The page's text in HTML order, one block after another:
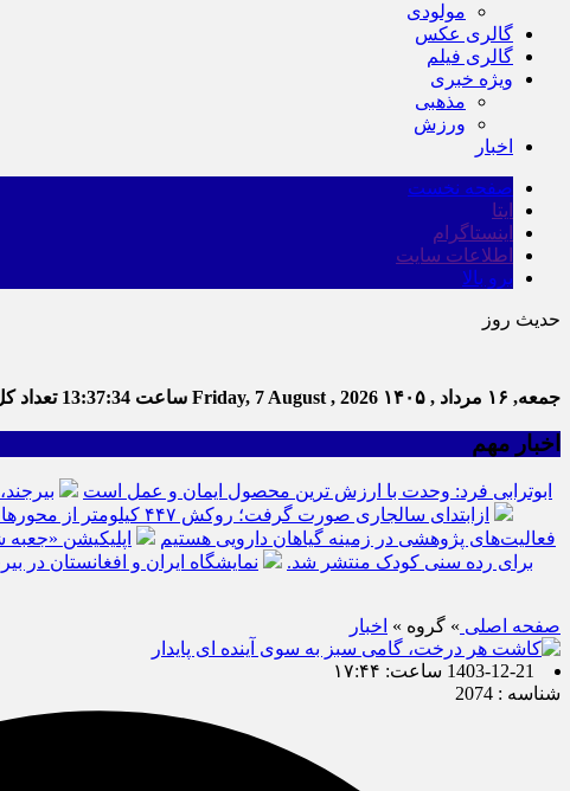
مولودی
گالری عکس
گالری فیلم
ویژه خبری
مذهبی
ورزش
اخبار
صفحه نخست
ایتا
اینستاگرام
اطلاعات سایت
برو بالا
حدیث روز
جمعه, ۱۶ مرداد , ۱۴۰۵ Friday, 7 August , 2026 ساعت 13:37:34 تعداد کل
اخبار مهم
ابوترابی فرد: وحدت با ارزش ترین محصول ایمان و عمل است
ازابتدای سالجاری صورت گرفت؛ روکش ۴۴۷ کیلومتر از محورهای خراسان جنوبی
فعالیت‌های پژوهشی در زمینه گیاهان دارویی هستیم
اپلیکیشن
برای رده سنی کودک منتشر شد.
نمایشگاه ایران و افغانستان در
صفحه اصلی » گروه » اخبار
1403-12-21 ساعت: ۱۷:۴۴
شناسه : 2074